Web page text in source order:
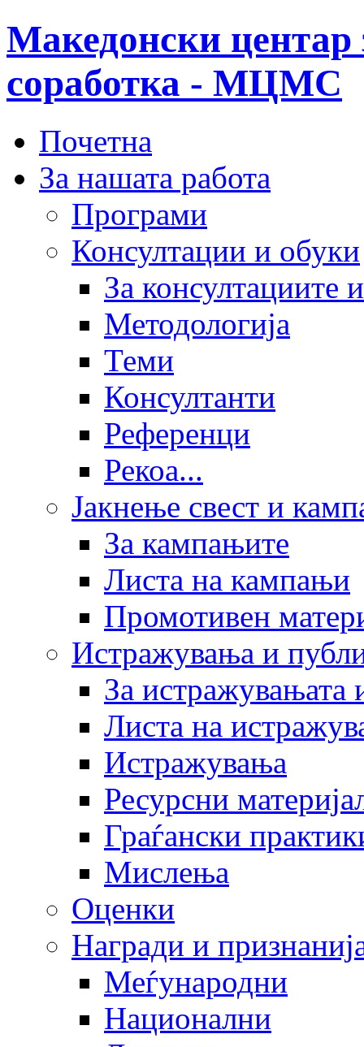
Македонски центар
соработка - МЦМС
Почетна
За нашата работа
Програми
Консултации и обуки
За консултациите
Методологија
Теми
Консултанти
Референци
Рекоа...
Јакнење свест и
За кампањите
Листа на кампањи
Промотивен
Истражувања и
За истражувањата
Листа на
Истражувања
Ресурсни
Граѓански
Мислења
Оценки
Награди и
Меѓународни
Национални